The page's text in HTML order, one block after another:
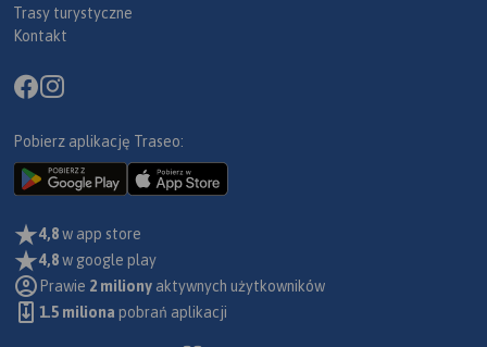
Trasy turystyczne
Kontakt
Pobierz aplikację Traseo:
4,8w app store
4,8w google play
Prawie 2 miliony aktywnych użytkowników
1.5 miliona pobrań aplikacji